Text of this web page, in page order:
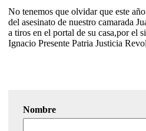
No tenemos que olvidar que este
del asesinato de nuestro camarada
a tiros en el portal de su casa,por el
Ignacio Presente Patria Justicia
Nombre